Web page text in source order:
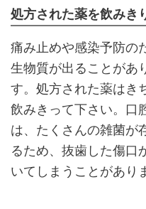
処方された薬を飲みき
痛み止めや感染予防の
生物質が出ることがあ
す。処方された薬はき
飲みきって下さい。口
は、たくさんの雑菌が
るため、抜歯した傷口
いてしまうことがあり